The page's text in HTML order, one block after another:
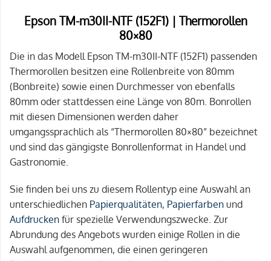
Epson TM-m30II-NTF (152F1) | Thermorollen
80×80
Die in das Modell Epson TM-m30II-NTF (152F1) passenden
Thermorollen besitzen eine Rollenbreite von 80mm
(Bonbreite) sowie einen Durchmesser von ebenfalls
80mm oder stattdessen eine Länge von 80m. Bonrollen
mit diesen Dimensionen werden daher
umgangssprachlich als “Thermorollen 80×80” bezeichnet
und sind das gängigste Bonrollenformat in Handel und
Gastronomie.
Sie finden bei uns zu diesem Rollentyp eine Auswahl an
unterschiedlichen Papierqualitäten, Papierfarben und
Aufdrucken für spezielle Verwendungszwecke. Zur
Abrundung des Angebots wurden einige Rollen in die
Auswahl aufgenommen, die einen geringeren